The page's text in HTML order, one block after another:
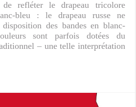
de refléter le drapeau tricolore
bleu : le drapeau russe ne
des bandes en blanc-
sont parfois dotées du
– une telle interprétation